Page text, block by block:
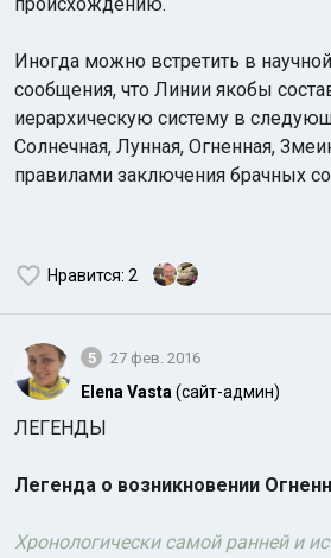
Иногда можно встретить в
сообщения, что Линии якобы
иерархическую систему в
Солнечная, Лунная, Огненная,
правилами заключения брачных
Нравится: 2
5 27 фев. 2016
Elena Vasta (сайт-админ)
ЛЕГЕНДЫ
Легенда о возникновении
Хронологически самой ранней и